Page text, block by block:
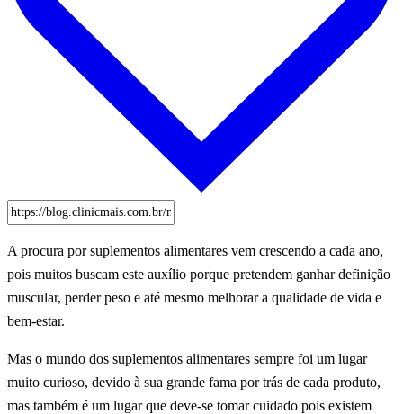
A procura por suplementos alimentares vem crescendo a cada ano,
pois muitos buscam este auxílio porque pretendem ganhar definição
muscular, perder peso e até mesmo melhorar a qualidade de vida e
bem-estar.
Mas o mundo dos suplementos alimentares sempre foi um lugar
muito curioso, devido à sua grande fama por trás de cada produto,
mas também é um lugar que deve-se tomar cuidado pois existem